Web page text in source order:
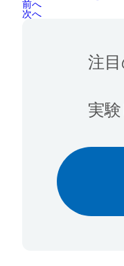
注
実
前へ
次へ